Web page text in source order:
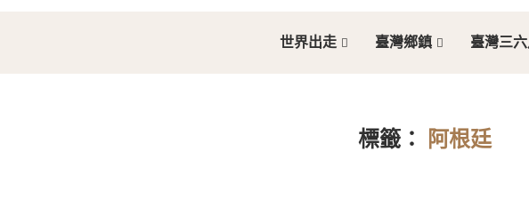
世界出走 臺灣鄉鎮 臺灣三
標籤： 阿根廷